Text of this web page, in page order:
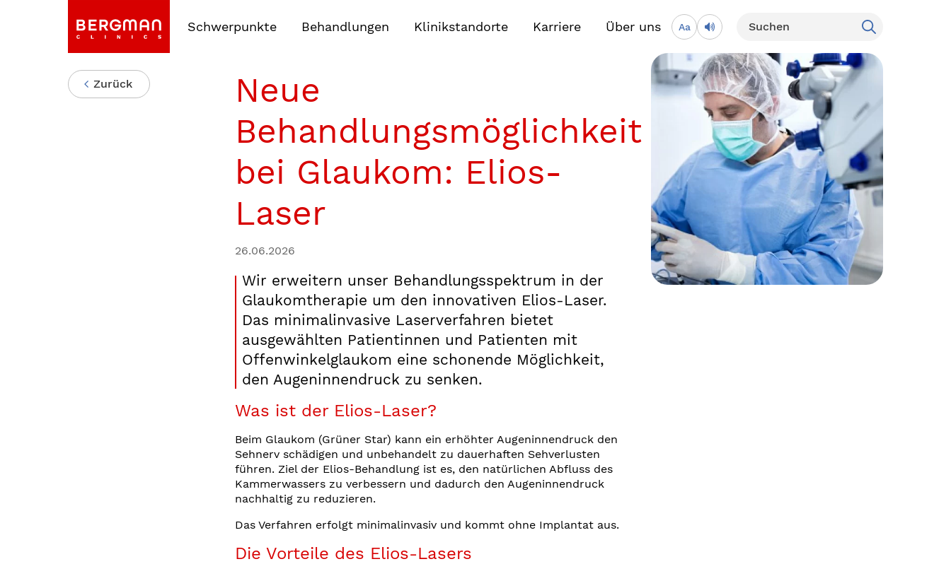
Schwerpunkte Behandlungen Klinikstandorte Karriere Über uns Aa
Neue
Behandlungsmöglichkeit
bei Glaukom: Elios-
Laser
26.06.2026
Wir erweitern unser Behandlungsspektrum in der
Glaukomtherapie um den innovativen Elios-Laser.
Das minimalinvasive Laserverfahren bietet
ausgewählten Patientinnen und Patienten mit
Offenwinkelglaukom eine schonende Möglichkeit,
den Augeninnendruck zu senken.
Was ist der Elios-Laser?
Beim Glaukom (Grüner Star) kann ein erhöhter Augeninnendruck den
Sehnerv schädigen und unbehandelt zu dauerhaften Sehverlusten
führen. Ziel der Elios-Behandlung ist es, den natürlichen Abfluss des
Kammerwassers zu verbessern und dadurch den Augeninnendruck
nachhaltig zu reduzieren.
Das Verfahren erfolgt minimalinvasiv und kommt ohne Implantat aus.
Die Vorteile des Elios-Lasers
Zurück